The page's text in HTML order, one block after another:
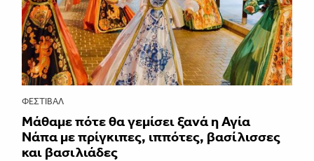
ΦΕΣΤΙΒΑΛ
Μάθαμε πότε θα γεμίσει ξανά η Αγία
Νάπα με πρίγκιπες, ιππότες, βασίλισσες
και βασιλιάδες